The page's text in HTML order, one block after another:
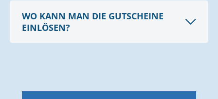
WO KANN MAN DIE GUTSCHEINE
EINLÖSEN?